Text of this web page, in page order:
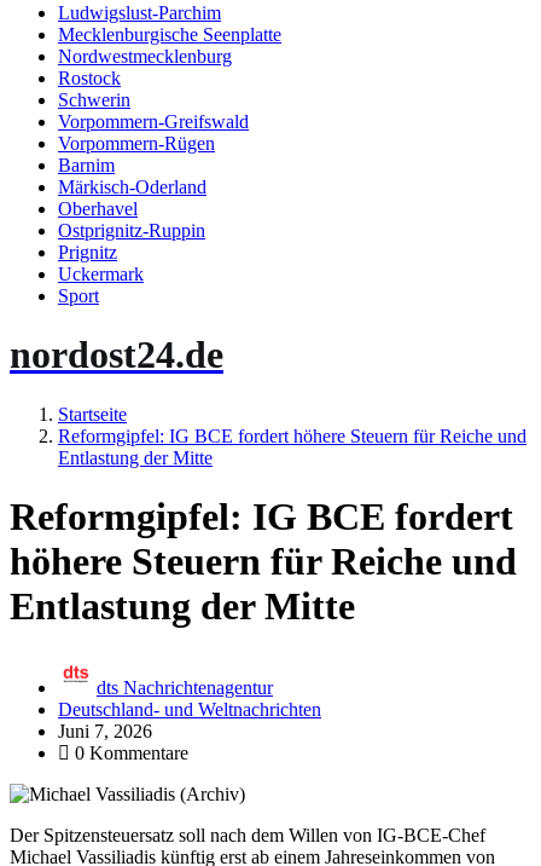
Ludwigslust-Parchim
Mecklenburgische Seenplatte
Nordwestmecklenburg
Rostock
Schwerin
Vorpommern-Greifswald
Vorpommern-Rügen
Barnim
Märkisch-Oderland
Oberhavel
Ostprignitz-Ruppin
Prignitz
Uckermark
Sport
nordost24.de
Startseite
Reformgipfel: IG BCE fordert höhere Steuern für Reiche und
Entlastung der Mitte
Reformgipfel: IG BCE fordert
höhere Steuern für Reiche und
Entlastung der Mitte
dts Nachrichtenagentur
Deutschland- und Weltnachrichten
Juni 7, 2026
0 Kommentare
Der Spitzensteuersatz soll nach dem Willen von IG-BCE-Chef
Michael Vassiliadis künftig erst ab einem Jahreseinkommen von